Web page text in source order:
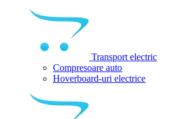
Transport electric
Compresoare auto
Hoverboard-uri electrice